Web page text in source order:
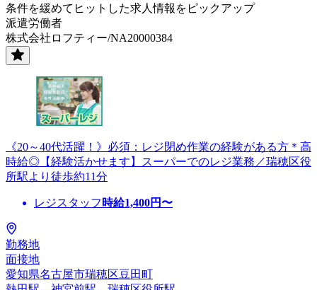
条件を緩めてヒットした求人情報をピックアップ
派遣労働者
株式会社ロフティー/NA20000384
《20～40代活躍！》必須：レジ閉め作業の経験がある方＊高
時給◎【経験活かせます】スーパーでのレジ業務／瑞穂区役
所駅より徒歩約11分
レジスタッフ 時給1,400円〜
勤務地
面接地
愛知県名古屋市瑞穂区豆田町